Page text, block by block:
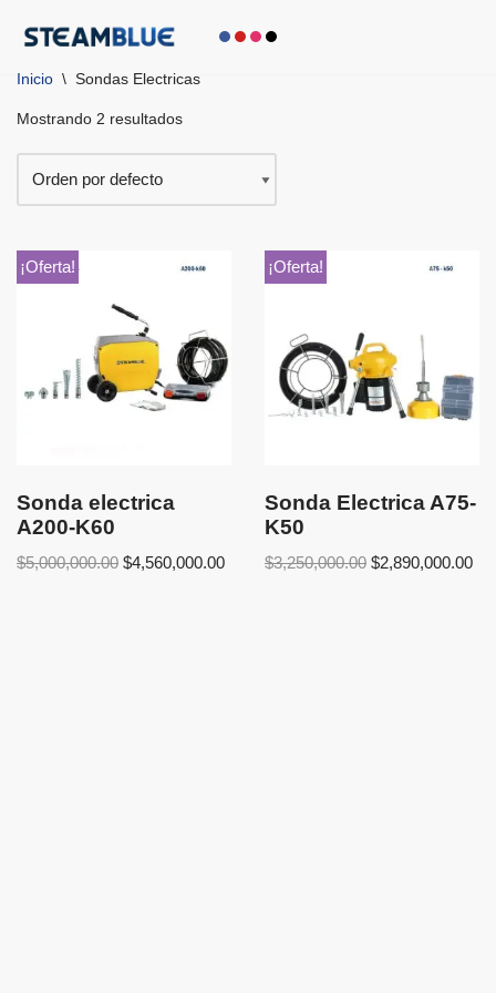
al
contenido
Inicio \ Sondas Electricas
Mostrando 2 resultados
¡Oferta!
Sonda electrica
A200-K60
$5,000,000.00 $4,560,000.00
¡Oferta!
Sonda Electrica A75-
K50
$3,250,000.00 $2,890,000.00